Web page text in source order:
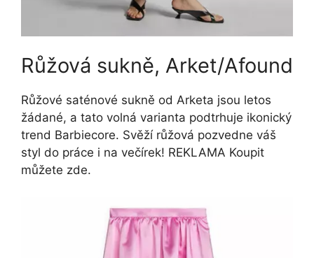
Růžová sukně, Arket/Afound
Růžové saténové sukně od Arketa jsou letos
žádané, a tato volná varianta podtrhuje ikonický
trend Barbiecore. Svěží růžová pozvedne váš
styl do práce i na večírek! REKLAMA Koupit
můžete zde.